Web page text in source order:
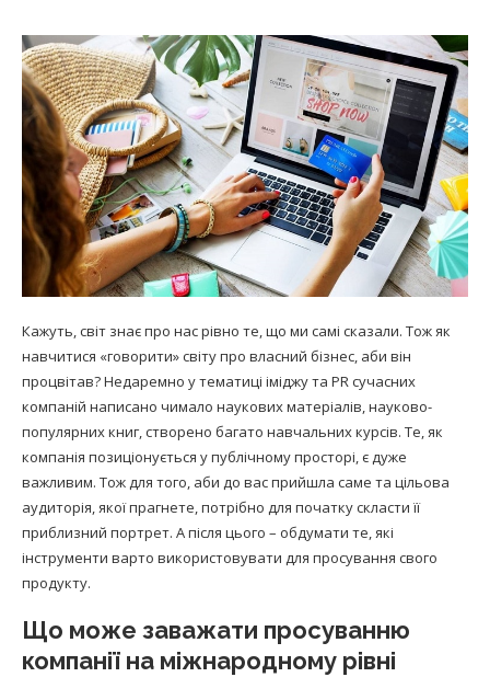
Кажуть, світ знає про нас рівно те, що ми самі сказали. Тож як
навчитися «говорити» світу про власний бізнес, аби він
процвітав? Недаремно у тематиці іміджу та PR сучасних
компаній написано чимало наукових матеріалів, науково-
популярних книг, створено багато навчальних курсів. Те, як
компанія позиціонується у публічному просторі, є дуже
важливим. Тож для того, аби до вас прийшла саме та цільова
аудиторія, якої прагнете, потрібно для початку скласти її
приблизний портрет. А після цього – обдумати те, які
інструменти варто використовувати для просування свого
продукту.
Що може заважати просуванню
компанії на міжнародному рівні